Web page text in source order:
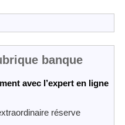
banque
avec l’expert en ligne
réserve